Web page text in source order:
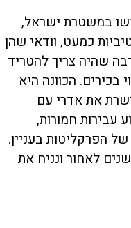
במשטרת ישראל,
כמעט, וודאי שהן
שהיה צריך להטריד
בכירים. הכוונה היא
את אדרי עם
עבירות חמורות,
הפרקליטות בעניין.
לאחור ונניח את